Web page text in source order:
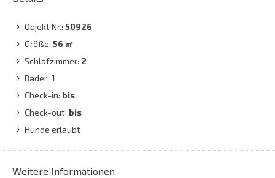
Objekt Nr.: 50926
Größe: 56 ㎡
Schlafzimmer: 2
Bäder: 1
Check-in: bis
Check-out: bis
Hunde erlaubt
Weitere Informationen